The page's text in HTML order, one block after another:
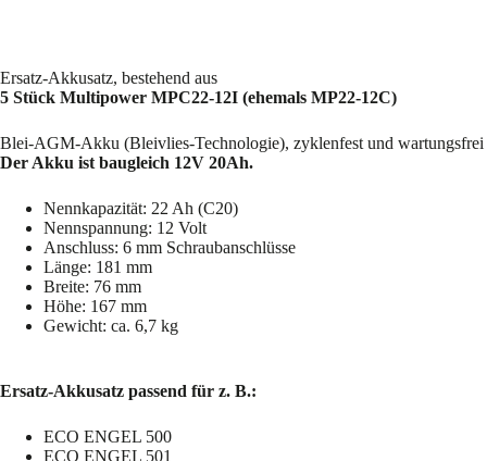
Ersatz-Akkusatz, bestehend aus
5 Stück Multipower MPC22-12I (ehemals MP22-12C)
Blei-AGM-Akku (Bleivlies-Technologie), zyklenfest und wartungsfrei
Der Akku ist baugleich 12V 20Ah.
Nennkapazität: 22 Ah (C20)
Nennspannung: 12 Volt
Anschluss: 6 mm Schraubanschlüsse
Länge: 181 mm
Breite: 76 mm
Höhe: 167 mm
Gewicht: ca. 6,7 kg
Ersatz-Akkusatz passend für z. B.:
ECO ENGEL 500
ECO ENGEL 501